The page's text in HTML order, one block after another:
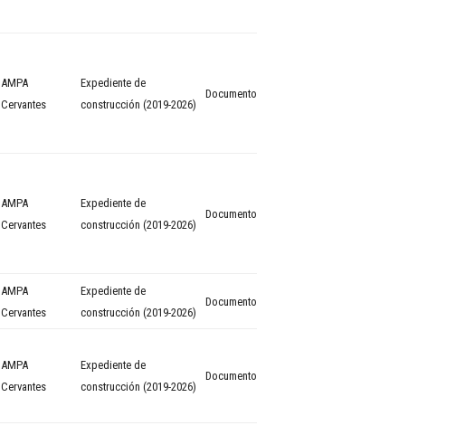
AMPA
Cervantes
Expediente de
construcción (2019-2026)
Documento
AMPA
Cervantes
Expediente de
construcción (2019-2026)
Documento
AMPA
Cervantes
Expediente de
construcción (2019-2026)
Documento
AMPA
Cervantes
Expediente de
construcción (2019-2026)
Documento